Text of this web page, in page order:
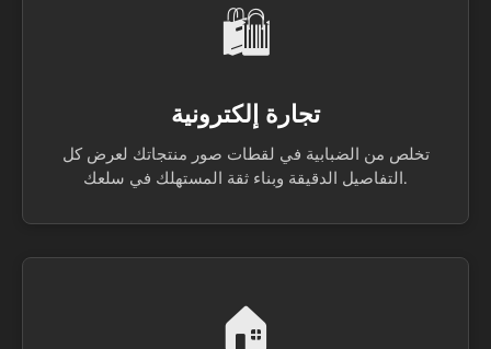
🛍️
تجارة إلكترونية
تخلص من الضبابية في لقطات صور منتجاتك لعرض كل
التفاصيل الدقيقة وبناء ثقة المستهلك في سلعك.
🏠